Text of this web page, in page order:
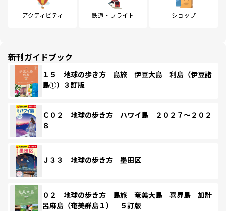
アクティビティ 鉄道・フライト ショップ
新刊ガイドブック
１５ 地球の歩き方 島旅 伊豆大島 利島（伊豆諸
島①）３訂版
Ｃ０２ 地球の歩き方 ハワイ島 ２０２７～２０２
８
Ｊ３３ 地球の歩き方 墨田区
０２ 地球の歩き方 島旅 奄美大島 喜界島 加計
呂麻島（奄美群島１） ５訂版